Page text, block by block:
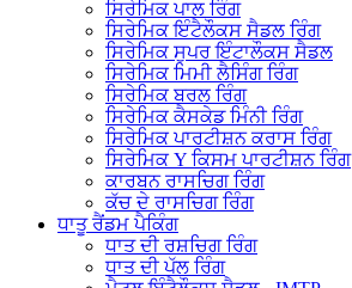
ਸਿਰੇਮਿਕ ਪਾਲ ਰਿੰਗ
ਸਿਰੇਮਿਕ ਇੰਟੈਲੌਕਸ ਸੈਡਲ ਰਿੰਗ
ਸਿਰੇਮਿਕ ਸੁਪਰ ਇੰਟਾਲੌਕਸ ਸੈਡਲ
ਸਿਰੇਮਿਕ ਮਿਮੀ ਲੈਸਿੰਗ ਰਿੰਗ
ਸਿਰੇਮਿਕ ਬਰਲ ਰਿੰਗ
ਸਿਰੇਮਿਕ ਕੈਸਕੇਡ ਮਿੰਨੀ ਰਿੰਗ
ਸਿਰੇਮਿਕ ਪਾਰਟੀਸ਼ਨ ਕਰਾਸ ਰਿੰਗ
ਸਿਰੇਮਿਕ Y ਕਿਸਮ ਪਾਰਟੀਸ਼ਨ ਰਿੰਗ
ਕਾਰਬਨ ਰਾਸਚਿਗ ਰਿੰਗ
ਕੱਚ ਦੇ ਰਾਸਚਿਗ ਰਿੰਗ
ਧਾਤੂ ਰੈਂਡਮ ਪੈਕਿੰਗ
ਧਾਤ ਦੀ ਰਸ਼ਚਿਗ ਰਿੰਗ
ਧਾਤ ਦੀ ਪੱਲ ਰਿੰਗ